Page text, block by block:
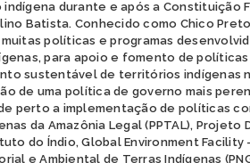
indígena durante e após a Constituição
Batista. Conhecido como Chico
políticas e programas
para apoio e fomento de
sustentável de territórios indígenas
de uma política de governo mais
perto a implementação de políticas
da Amazônia Legal (PPTAL),
do Índio, Global Environment
e Ambiental de Terras Indígenas